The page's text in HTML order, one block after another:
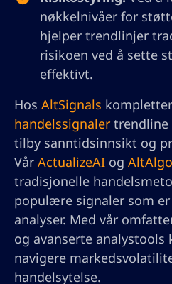
nøkkelnivåer for
hjelper trendlinjer
risikoen ved å sette
effektivt.
Hos AltSignals
handelssignaler trendline
tilby sanntidsinnsikt og
Vår ActualizeAI og
tradisjonelle
populære signaler som
analyser. Med vår
og avanserte analystools
navigere
handelsytelse.